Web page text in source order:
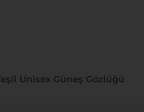
Unisex Güneş Gözlüğü